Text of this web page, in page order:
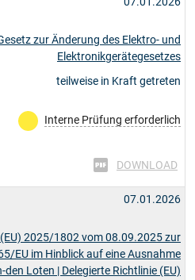
zur Änderung des Elektro- und
Elektronikgerätegesetzes
teilweise in Kraft getreten
Interne Prüfung erforderlich
DOWNLOAD
07.01.2026
2025/1802 vom 08.09.2025 zur
EU im Hinblick auf eine Ausnahme
Loten | Delegierte Richtlinie (EU)